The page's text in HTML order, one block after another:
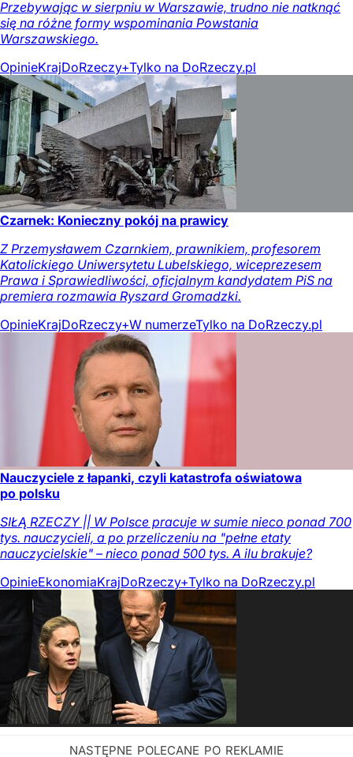
Przebywając w sierpniu w Warszawie, trudno nie natknąć
się na różne formy wspominania Powstania
Warszawskiego.
OpinieKrajDoRzeczy+Tylko na DoRzeczy.pl
Czarnek: Konieczny pokój na prawicy
Z Przemysławem Czarnkiem, prawnikiem, profesorem
Katolickiego Uniwersytetu Lubelskiego, wiceprezesem
Prawa i Sprawiedliwości, oficjalnym kandydatem PiS na
premiera rozmawia Ryszard Gromadzki.
OpinieKrajDoRzeczy+W numerzeTylko na DoRzeczy.pl
Nauczyciele z łapanki, czyli katastrofa oświatowa
po polsku
SIŁĄ RZECZY || W Polsce pracuje w sumie nieco ponad 700
tys. nauczycieli, a po przeliczeniu na "pełne etaty
nauczycielskie" – nieco ponad 500 tys. A ilu brakuje?
OpinieEkonomiaKrajDoRzeczy+Tylko na DoRzeczy.pl